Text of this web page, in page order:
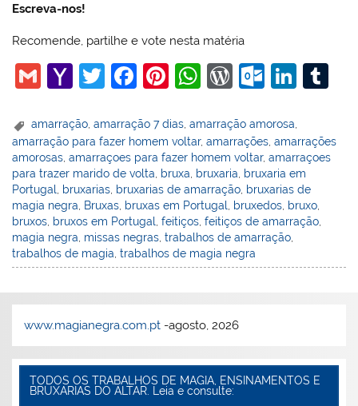
Escreva-nos!
Recomende, partilhe e vote nesta matéria
G
ai
l
Y
h
o
o
M
ai
l
T
itt
er
F
c
e
b
o
o
k
Pi
er
e
st
W
at
s
A
p
p
W
d
Pr
e
ss
O
lo
o
k.
c
o
Li
e
dI
n
bl
amarração,amarração 7 dias,amarração amorosa,
amarração para fazer homem voltar,amarrações ,amarrações
amorosas ,amarraçoes para fazer homem voltar,amarraçoes
para trazer marido de volta
bruxa bruxaria
bruxaria em
Portugal
bruxarias bruxarias de amarração bruxarias de
magia negra
Bruxas bruxas em Portugal bruxedos bruxo
bruxos bruxos em Portugal ,feitiços ,feitiços de amarração
magia negra missas negras ,trabalhos de amarração
trabalhos de magia ,trabalhos de magia negra
www.magianegra.com.pt -agosto, 2026
TODOS OS TRABALHOS DE MAGIA, ENSINAMENTOS E
BRUXARIAS DO ALTAR. Leia e consulte: